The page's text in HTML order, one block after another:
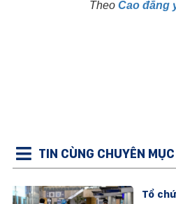
TheoCao đẳng
TIN CÙNG CHUYÊN MỤC
Tổ